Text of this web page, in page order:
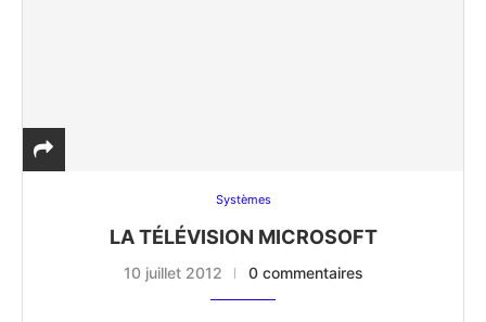
Systèmes
LA TÉLÉVISION MICROSOFT
10 juillet 2012 0 commentaires